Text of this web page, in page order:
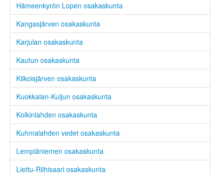
Hämeenkyrön Lopen osakaskunta
Kangasjärven osakaskunta
Karjulan osakaskunta
Kautun osakaskunta
Kiikoisjärven osakaskunta
Kuokkalan-Kuljun osakaskunta
Kolkinlahden osakaskunta
Kuhmalahden vedet osakaskunta
Lempiäniemen osakaskunta
Liettu-Riihisaari osakaskunta